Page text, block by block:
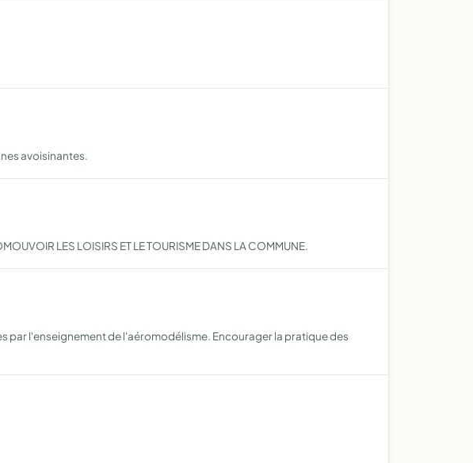
avoisinantes.
LES LOISIRS ET LE TOURISME DANS LA COMMUNE.
par l'enseignement de l'aéromodélisme. Encourager la pratique des